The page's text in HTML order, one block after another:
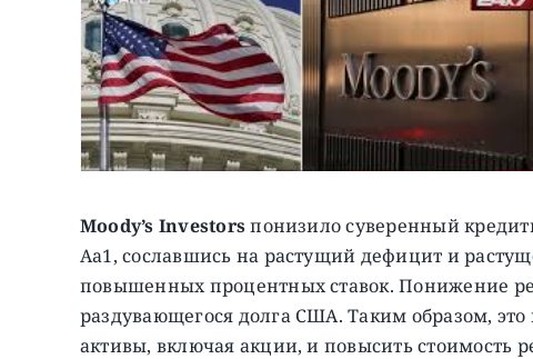
Moody’s Investorsпонизило суверенный
Aa1, сославшись на растущий дефицит и
повышенных процентных ставок. Понижение
раздувающегося долга США. Таким образом,
активы, включая акции, и повысить стоимость